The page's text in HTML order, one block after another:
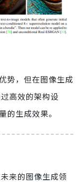
势，但在图像生成
高效的架构设
的生成效果。
来的图像生成领